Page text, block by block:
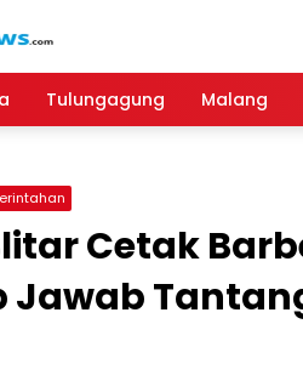
Tulungagung Malang
Cetak
Jawab